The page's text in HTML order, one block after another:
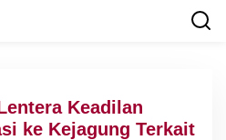
Keadilan
ke Kejagung Terkait